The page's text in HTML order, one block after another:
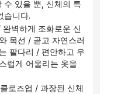
습니다.
목선 / 곧고 자연스러
팔다리 / 편안하고 우
럽게 어울리는 옷을